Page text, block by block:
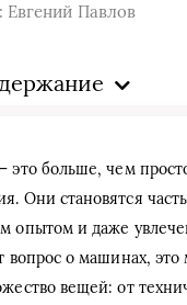
Евгений Павлов
это больше, чем
Они становятся
опытом и даже
вопрос о машинах,
вещей: от